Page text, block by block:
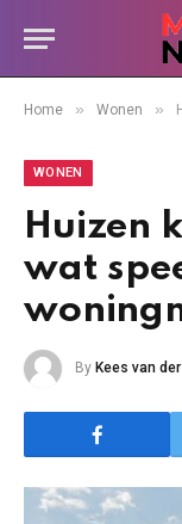
Home » Wonen »
WONEN
Huizen
wat
By Kees van